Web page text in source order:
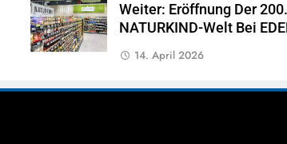
Weiter: Eröffnung Der 200.
NATURKIND-Welt Bei
14. April 2026